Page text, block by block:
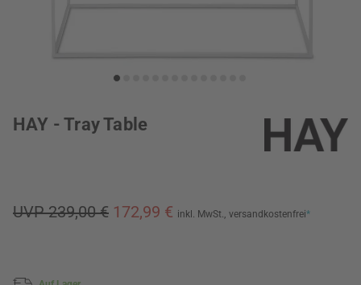
HAY - Tray Table
UVP 239,00 € 172,99 € inkl. MwSt., versandkostenfrei*